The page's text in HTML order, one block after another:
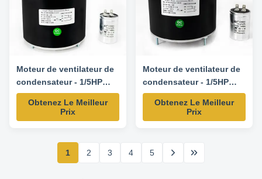
Moteur de ventilateur de
condensateur - 1/5HP
208-230V 60HZ 825RPM-
K55HXAJS-4107 Moteur
de remplacement
Obtenez Le Meilleur
Prix
Moteur de ventilateur de
condensateur - 1/5HP
208-230V 60HZ 825RPM-
Packard 45210 moteur de
remplacement
Obtenez Le Meilleur
Prix
1 2 3 4 5